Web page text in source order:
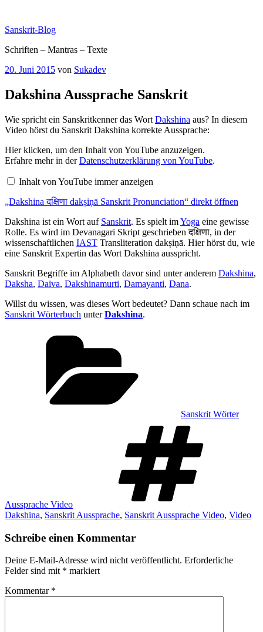
springen
Sanskrit-Blog
Schriften – Mantras – Texte
Veröffentlicht
20. Juni 2015 von Sukadev
Dakshina Aussprache Sanskrit
Wie spricht ein Sanskritkenner das Wort Dakshina aus? In diesem
Video hörst du Sanskrit Dakshina korrekte Aussprache:
„Dakshina
दक्षिणा
Sanskrit
Pronunciation“
YouTube
Hier klicken, um den Inhalt von YouTube anzuzeigen.
Erfahre mehr in derDatenschutzerklärung von YouTube.
Inhalt von YouTube immer anzeigen
„Dakshina दक्षिणा dakṣiṇā Sanskrit Pronunciation“ direkt öffnen
Dakshina ist ein Wort auf Sanskrit. Es spielt imYoga eine gewisse
Rolle. Es wird im Devanagari Skript geschrieben दक्षिणा, in der
wissenschaftlichen IAST Transliteration dakṣiṇā. Hier hörst du, wie
eine Sanskrit Expertin das Wort Dakshina ausspricht.
Sanskrit Begriffe im Alphabeth davor sind unter anderem Dakshina,
Daksha, Daiva, Dakshinamurti, Damayanti, Dana.
Willst du wissen, was dieses Wort bedeutet? Dann schaue nach im
Sanskrit Wörterbuch unterDakshina.
Sanskrit Wörter
Aussprache Video
Dakshina, Sanskrit Aussprache, Sanskrit Aussprache Video, Video
Schreibe einen Kommentar
Deine E-Mail-Adresse wird nicht veröffentlicht. Erforderliche
Felder sind mit * markiert
Kommentar *